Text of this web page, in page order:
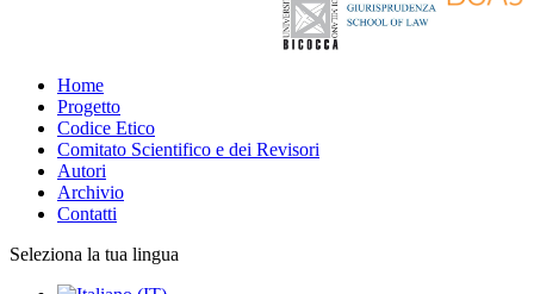
Home
Progetto
Codice Etico
Comitato Scientifico e dei Revisori
Autori
Archivio
Contatti
Seleziona la tua lingua